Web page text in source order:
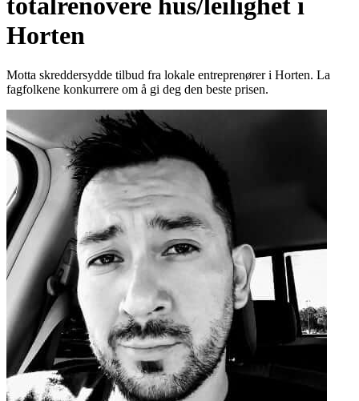
totalrenovere hus/leilighet i
Horten
Motta skreddersydde tilbud fra lokale entreprenører i Horten. La
fagfolkene konkurrere om å gi deg den beste prisen.